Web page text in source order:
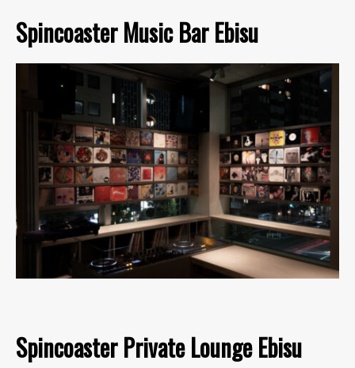
Spincoaster Music Bar Ebisu
Spincoaster Private Lounge Ebisu